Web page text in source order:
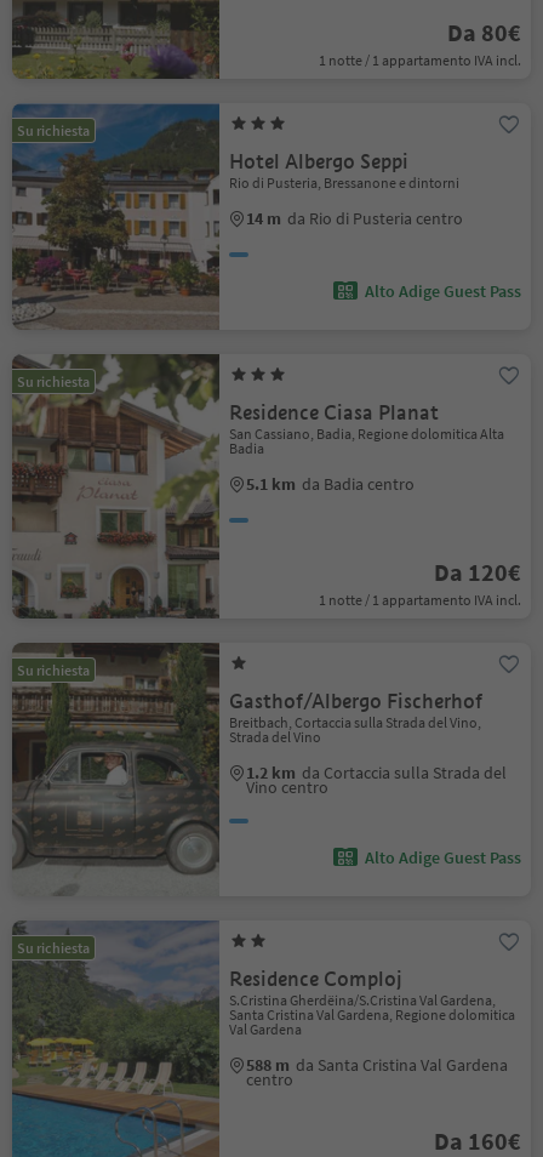
Da 80€
1 notte / 1 appartamento IVA incl.
Su richiesta
Hotel Albergo Seppi
Rio di Pusteria, Bressanone e dintorni
14 m da Rio di Pusteria centro
Alto Adige Guest Pass
Su richiesta
Residence Ciasa Planat
San Cassiano, Badia, Regione dolomitica Alta
Badia
5.1 km da Badia centro
Da 120€
1 notte / 1 appartamento IVA incl.
Su richiesta
Gasthof/Albergo Fischerhof
Breitbach, Cortaccia sulla Strada del Vino,
Strada del Vino
1.2 km da Cortaccia sulla Strada del
Vino centro
Alto Adige Guest Pass
Su richiesta
Residence Comploj
S.Cristina Gherdëina/S.Cristina Val Gardena,
Santa Cristina Val Gardena, Regione dolomitica
Val Gardena
588 m da Santa Cristina Val Gardena
centro
Da 160€